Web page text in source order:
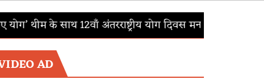
12वाँ अंतरराष्ट्रीय योग दिवस मनाया आई.आई.एस.ई.आर.
AD